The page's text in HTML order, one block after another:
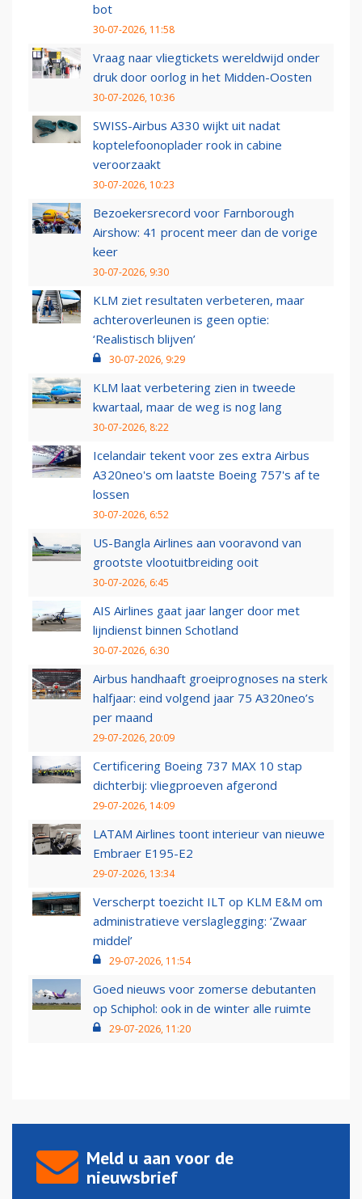
bot
30-07-2026, 11:58
Vraag naar vliegtickets wereldwijd onder
druk door oorlog in het Midden-Oosten
30-07-2026, 10:36
SWISS-Airbus A330 wijkt uit nadat
koptelefoonoplader rook in cabine
veroorzaakt
30-07-2026, 10:23
Bezoekersrecord voor Farnborough
Airshow: 41 procent meer dan de vorige
keer
30-07-2026, 9:30
KLM ziet resultaten verbeteren, maar
achteroverleunen is geen optie:
‘Realistisch blijven’
30-07-2026, 9:29
KLM laat verbetering zien in tweede
kwartaal, maar de weg is nog lang
30-07-2026, 8:22
Icelandair tekent voor zes extra Airbus
A320neo's om laatste Boeing 757's af te
lossen
30-07-2026, 6:52
US-Bangla Airlines aan vooravond van
grootste vlootuitbreiding ooit
30-07-2026, 6:45
AIS Airlines gaat jaar langer door met
lijndienst binnen Schotland
30-07-2026, 6:30
Airbus handhaaft groeiprognoses na sterk
halfjaar: eind volgend jaar 75 A320neo’s
per maand
29-07-2026, 20:09
Certificering Boeing 737 MAX 10 stap
dichterbij: vliegproeven afgerond
29-07-2026, 14:09
LATAM Airlines toont interieur van nieuwe
Embraer E195-E2
29-07-2026, 13:34
Verscherpt toezicht ILT op KLM E&M om
administratieve verslaglegging: ‘Zwaar
middel’
29-07-2026, 11:54
Goed nieuws voor zomerse debutanten
op Schiphol: ook in de winter alle ruimte
29-07-2026, 11:20
Meld u aan voor de
nieuwsbrief